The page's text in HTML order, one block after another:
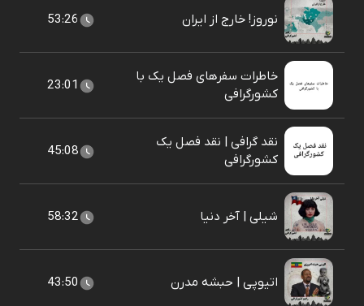
نوروز! خارج از ایران 53:26
خاطرات سفرهای فصل یک با
کشورگرافی
23:01
نقد گرافی | نقد فصل یک
کشورگرافی
45:08
شیلی | آخر دنیا 58:32
اتیوپی | حبشه مدرن 43:50